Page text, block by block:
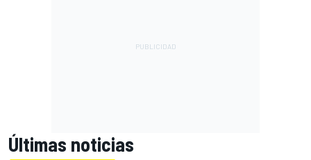
Últimas noticias